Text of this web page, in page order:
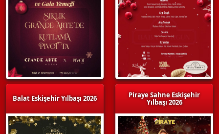
Balat Eskişehir Yılbaşı 2026
Piraye Sahne Eskişehir
Yılbaşı 2026